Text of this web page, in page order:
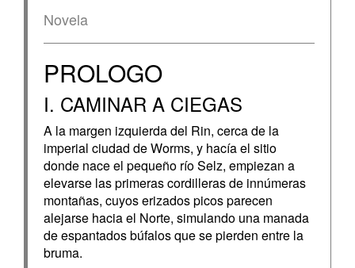
Novela
PROLOGO
I. CAMINAR A CIEGAS
A la margen izquierda del Rin, cerca de la
imperial ciudad de Worms, y hacía el sitio
donde nace el pequeño río Selz, empiezan a
elevarse las primeras cordilleras de innúmeras
montañas, cuyos erizados picos parecen
alejarse hacia el Norte, simulando una manada
de espantados búfalos que se pierden entre la
bruma.